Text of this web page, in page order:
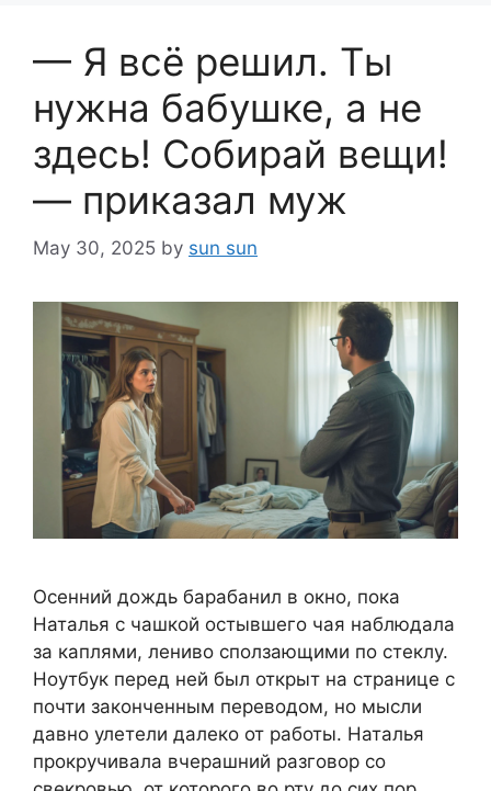
— Я всё решил. Ты
нужна бабушке, а не
здесь! Собирай вещи!
— приказал муж
May 30, 2025 by sun sun
Осенний дождь барабанил в окно, пока
Наталья с чашкой остывшего чая наблюдала
за каплями, лениво сползающими по стеклу.
Ноутбук перед ней был открыт на странице с
почти законченным переводом, но мысли
давно улетели далеко от работы. Наталья
прокручивала вчерашний разговор со